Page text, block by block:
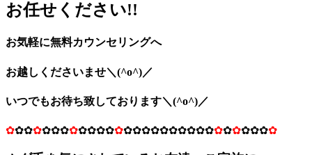
お任せください!!
お気軽に無料カウンセリングへ
お越しくださいませ＼(^o^)／
いつでもお待ち致しております＼(^o^)／
✿✿✿✿✿✿✿✿✿✿✿✿✿✿✿✿✿✿✿✿✿✿✿✿✿✿✿✿✿✿